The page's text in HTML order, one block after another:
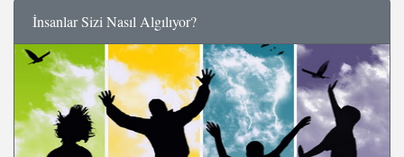
İnsanlar Sizi Nasıl Algılıyor?